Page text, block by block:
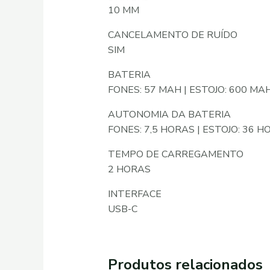
10 MM
CANCELAMENTO DE RUÍDO
SIM
BATERIA
FONES: 57 MAH | ESTOJO: 600
AUTONOMIA DA BATERIA
FONES: 7,5 HORAS | ESTOJO: 36
TEMPO DE CARREGAMENTO
2 HORAS
INTERFACE
USB-C
Produtos relacionados